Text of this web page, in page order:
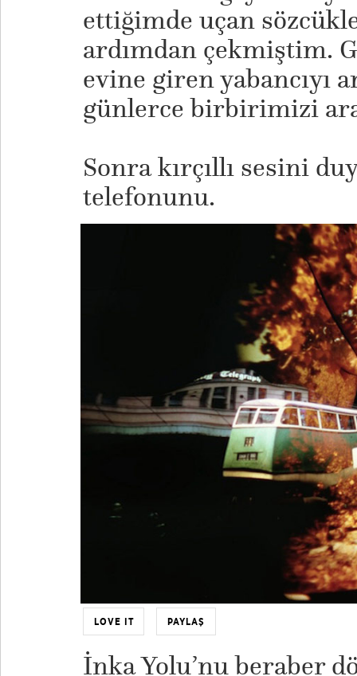
ettiğimde uçan
ardımdan çekmiştim.
evine giren yabancıyı
günlerce birbirimizi
Sonra kırçıllı sesini
telefonunu.
LOVE IT PAYLAŞ
İnka Yolu’nu beraber